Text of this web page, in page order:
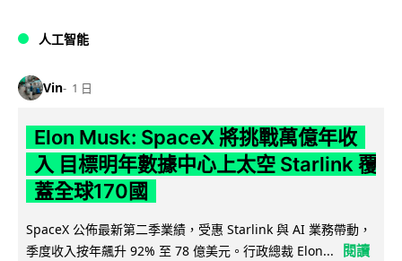
人工智能
Vin 1 日
Elon Musk: SpaceX 將挑戰萬億年收
入 目標明年數據中心上太空 Starlink 覆
蓋全球170國
SpaceX 公佈最新第二季業績，受惠 Starlink 與 AI 業務帶動，
季度收入按年飆升 92% 至 78 億美元。行政總裁 Elon...
閱讀